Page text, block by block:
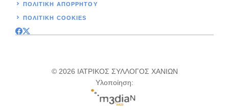
ΠΟΛΙΤΙΚΉ ΑΠΟΡΡΗΤΟΥ
ΠΟΛΙΤΙΚΗ COOKIES
© 2026 ΙΑΤΡΙΚΟΣ ΣΥΛΛΟΓΟΣ ΧΑΝΙΩΝ
Υλοποίηση: